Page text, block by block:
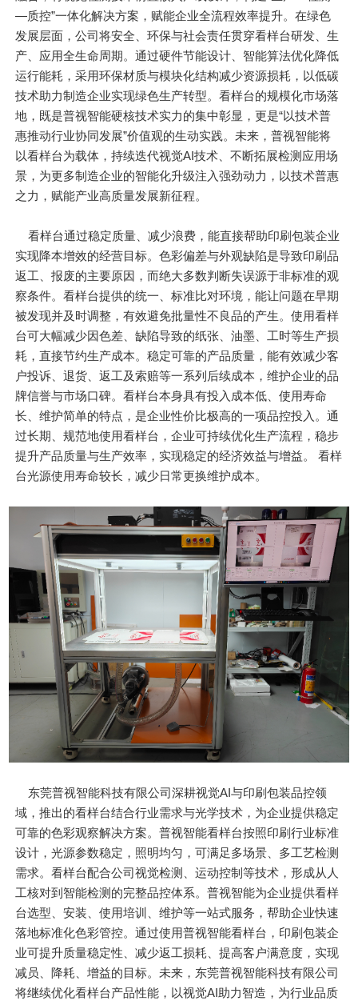
—质控”一体化解决方案，赋能企业全流程效率提升。在绿色
发展层面，公司将安全、环保与社会责任贯穿看样台研发、生
产、应用全生命周期。通过硬件节能设计、智能算法优化降低
运行能耗，采用环保材质与模块化结构减少资源损耗，以低碳
技术助力制造企业实现绿色生产转型。看样台的规模化市场落
地，既是普视智能硬核技术实力的集中彰显，更是“以技术普
惠推动行业协同发展”价值观的生动实践。未来，普视智能将
以看样台为载体，持续迭代视觉AI技术、不断拓展检测应用场
景，为更多制造企业的智能化升级注入强劲动力，以技术普惠
之力，赋能产业高质量发展新征程。
看样台通过稳定质量、减少浪费，能直接帮助印刷包装企业
实现降本增效的经营目标。色彩偏差与外观缺陷是导致印刷品
返工、报废的主要原因，而绝大多数判断失误源于非标准的观
察条件。看样台提供的统一、标准比对环境，能让问题在早期
被发现并及时调整，有效避免批量性不良品的产生。使用看样
台可大幅减少因色差、缺陷导致的纸张、油墨、工时等生产损
耗，直接节约生产成本。稳定可靠的产品质量，能有效减少客
户投诉、退货、返工及索赔等一系列后续成本，维护企业的品
牌信誉与市场口碑。看样台本身具有投入成本低、使用寿命
长、维护简单的特点，是企业性价比极高的一项品控投入。通
过长期、规范地使用看样台，企业可持续优化生产流程，稳步
提升产品质量与生产效率，实现稳定的经济效益与增益。 看样
台光源使用寿命较长，减少日常更换维护成本。
东莞普视智能科技有限公司深耕视觉AI与印刷包装品控领
域，推出的看样台结合行业需求与光学技术，为企业提供稳定
可靠的色彩观察解决方案。普视智能看样台按照印刷行业标准
设计，光源参数稳定，照明均匀，可满足多场景、多工艺检测
需求。看样台配合公司视觉检测、运动控制等技术，形成从人
工核对到智能检测的完整品控体系。普视智能为企业提供看样
台选型、安装、使用培训、维护等一站式服务，帮助企业快速
落地标准化色彩管控。通过使用普视智能看样台，印刷包装企
业可提升质量稳定性、减少返工损耗、提高客户满意度，实现
减员、降耗、增益的目标。未来，东莞普视智能科技有限公司
将继续优化看样台产品性能，以视觉AI助力智造，为行业品质